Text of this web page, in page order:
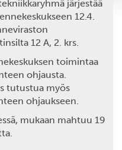
järjestää
12.4.
12 A, 2. krs.
toimintaa
ohjausta.
tutustua myös
ohjaukseen.
mukaan mahtuu 19